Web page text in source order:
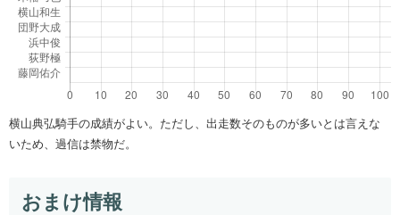
横山典弘騎手の成績がよい。ただし、出走数そのものが多いとは言えな
いため、過信は禁物だ。
おまけ情報